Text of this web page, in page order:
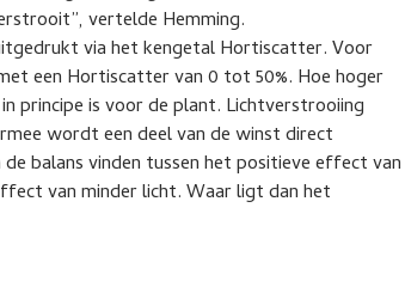
vertelde Hemming.
via het kengetal Hortiscatter. Voor
een Hortiscatter van 0 tot 50%. Hoe hoger
principe is voor de plant. Lichtverstrooiing
wordt een deel van de winst direct
balans vinden tussen het positieve effect van
van minder licht. Waar ligt dan het